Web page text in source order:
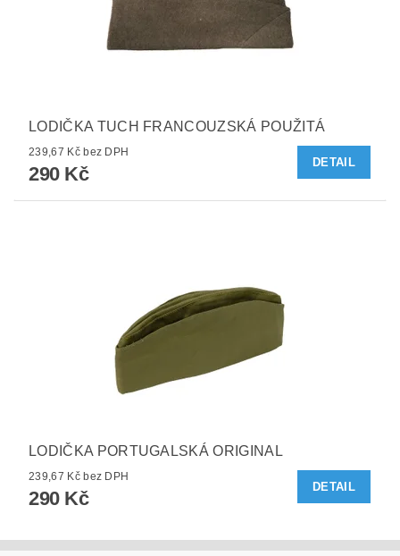
LODIČKA TUCH FRANCOUZSKÁ POUŽITÁ
239,67 Kč bez DPH
290 Kč
DETAIL
LODIČKA PORTUGALSKÁ ORIGINAL
239,67 Kč bez DPH
290 Kč
DETAIL